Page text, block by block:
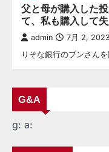
父と母が購入した
て、私も購入して
admin 7月 2, 2023
りそな銀行のブンさん
G&A
g: a: